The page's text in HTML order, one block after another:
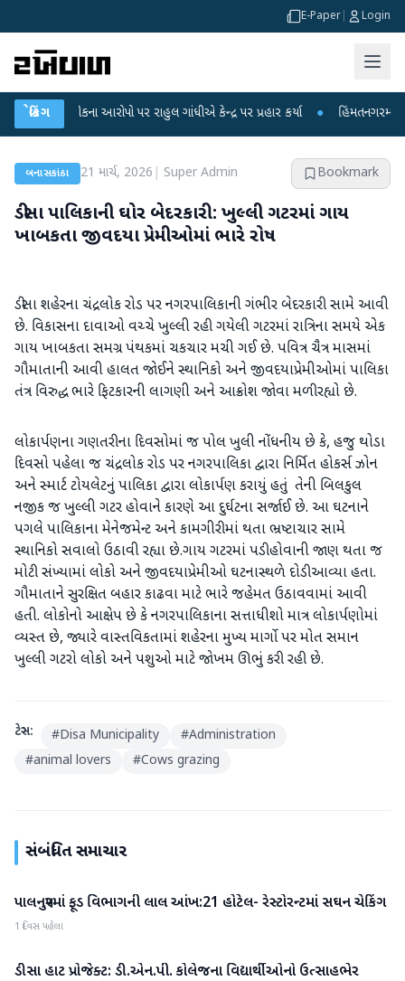
E-Paper Login
બ્રેકિંગ
લીકના આરોપો પર રાહુલ ગાંધીએ કેન્દ્ર પર પ્રહાર કર્યા ● હિંમતનગરમાં રહસ્યમય
બનાસકાંઠા 21 માર્ચ, 2026 Super Admin Bookmark
ડીસા પાલિકાની ઘોર બેદરકારી: ખુલ્લી ગટરમાં ગાય
ખાબકતા જીવદયા પ્રેમીઓમાં ભારે રોષ
ડીસા શહેરના ચંદ્રલોક રોડ પર નગરપાલિકાની ગંભીર બેદરકારી સામે આવી
છે. વિકાસના દાવાઓ વચ્ચે ખુલ્લી રહી ગયેલી ગટરમાં રાત્રિના સમયે એક
ગાય ખાબકતા સમગ્ર પંથકમાં ચકચાર મચી ગઈ છે. પવિત્ર ચૈત્ર માસમાં
ગૌમાતાની આવી હાલત જોઈને સ્થાનિકો અને જીવદયાપ્રેમીઓમાં પાલિકા
તંત્ર વિરુદ્ધ ભારે ફિટકારની લાગણી અને આક્રોશ જોવા મળી રહ્યો છે.
​લોકાર્પણના ગણતરીના દિવસોમાં જ પોલ ખુલી ​નોંધનીય છે કે, હજુ થોડા
દિવસો પહેલા જ ચંદ્રલોક રોડ પર નગરપાલિકા દ્વારા નિર્મિત હોકર્સ ઝોન
અને સ્માર્ટ ટોયલેટનું પાલિકા દ્વારા લોકાર્પણ કરાયું હતું તેની બિલકુલ
નજીક જ ખુલ્લી ગટર હોવાને કારણે આ દુર્ઘટના સર્જાઈ છે. આ ઘટનાને
પગલે પાલિકાના મેનેજમેન્ટ અને કામગીરીમાં થતા ભ્રષ્ટાચાર સામે
સ્થાનિકો સવાલો ઉઠાવી રહ્યા છે.​ગાય ગટરમાં પડી હોવાની જાણ થતા જ
મોટી સંખ્યામાં લોકો અને જીવદયાપ્રેમીઓ ઘટનાસ્થળે દોડી આવ્યા હતા.
ગૌમાતાને સુરક્ષિત બહાર કાઢવા માટે ભારે જહેમત ઉઠાવવામાં આવી
હતી. લોકોનો આક્ષેપ છે કે નગરપાલિકાના સત્તાધીશો માત્ર લોકાર્પણોમાં
વ્યસ્ત છે, જ્યારે વાસ્તવિકતામાં શહેરના મુખ્ય માર્ગો પર મોત સમાન
ખુલ્લી ગટરો લોકો અને પશુઓ માટે જોખમ ઊભું કરી રહી છે.
ટેગ્સ: #Disa Municipality #Administration
#animal lovers #Cows grazing
સંબંધિત સમાચાર
બનાસકાંઠા
પાલનપુરમાં ફૂડ વિભાગની લાલ આંખ:21 હોટેલ- રેસ્ટોરન્ટમાં સઘન ચેકિંગ
1 દિવસ પહેલા
બનાસકાંઠા
ડીસા હાટ પ્રોજેક્ટ: ડી.એન.પી. કોલેજના વિદ્યાર્થીઓનો ઉત્સાહભેર